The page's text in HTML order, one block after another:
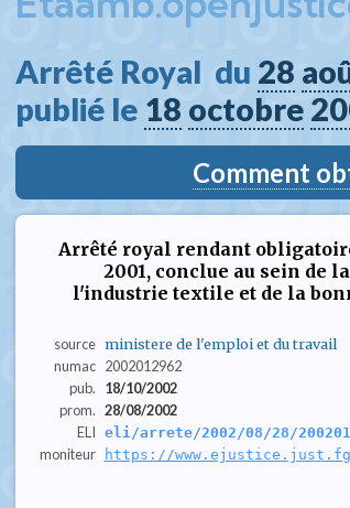
Arrêté Royal  du 28
publié le 18 octobre
Comment
Arrêté royal rendant
2001, conclue au sein de
l'industrie textile et de la
source ministere de l'emploi et du travail
numac 2002012962
pub.
18/10/2002
prom. 28/08/2002
ELI eli/arrete/2002/08/28/
moniteur https://